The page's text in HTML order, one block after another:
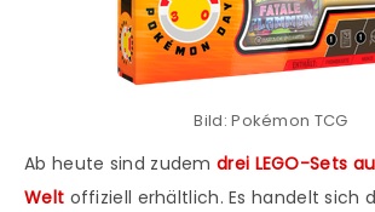
Bild: Pokémon TCG
Ab heute sind zudem drei LEGO-Sets
Welt offiziell erhältlich. Es handelt sich